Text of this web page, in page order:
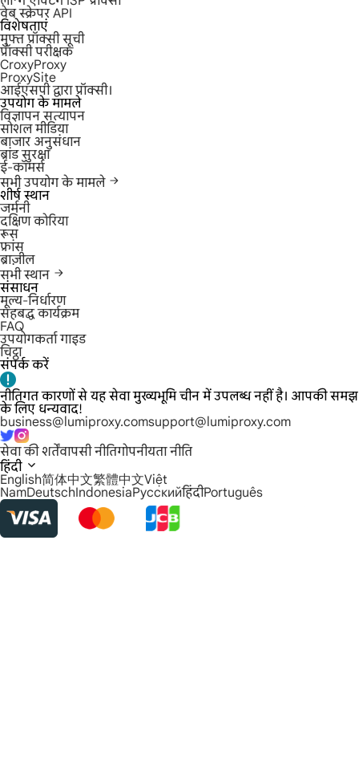
वेब स्क्रेपर API
विशेषताएं
मुफ्त प्रॉक्सी सूची
प्रॉक्सी परीक्षक
CroxyProxy
ProxySite
आईएसपी द्वारा प्रॉक्सी।
उपयोग के मामले
विज्ञापन सत्यापन
सोशल मीडिया
बाजार अनुसंधान
ब्रांड सुरक्षा
ई-कॉमर्स
सभी उपयोग के मामले
शीर्ष स्थान
जर्मनी
दक्षिण कोरिया
रूस
फ्रांस
ब्राज़ील
सभी स्थान
संसाधन
मूल्य-निर्धारण
सहबद्ध कार्यक्रम
FAQ
उपयोगकर्ता गाइड
चिट्ठा
संपर्क करें
नीतिगत कारणों से यह सेवा मुख्यभूमि चीन में उपलब्ध नहीं है। आपकी समझ
के लिए धन्यवाद!
business@lumiproxy.comsupport@lumiproxy.com
सेवा की शर्तेंवापसी नीतिगोपनीयता नीति
हिंदी
English简体中文繁體中文Việt
NamDeutschIndonesiaРусскийहिंदीPortuguês